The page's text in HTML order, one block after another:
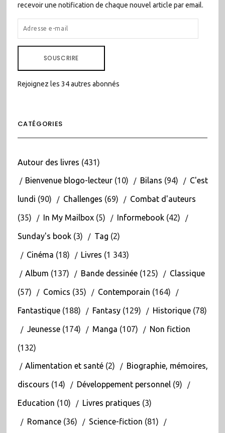
recevoir une notification de chaque nouvel article par email.
ADRESSE
E-
SOUSCRIRE
Rejoignez les 34 autres abonnés
CATÉGORIES
Autour des livres (431)
Bienvenue blogo-lecteur(10) Bilans (94) C'est
lundi (90) Challenges (69) Combat d'auteurs
(35) In My Mailbox(5) Informebook(42)
Sunday's book(3) Tag (2)
Cinéma (18) Livres (1 343)
Album (137) Bande dessinée(125) Classique
(57) Comics (35) Contemporain (164)
Fantastique(188) Fantasy(129) Historique(78)
Jeunesse(174) Manga (107) Non fiction
(132)
Alimentation et santé(2) Biographie, mémoires,
discours (14) Développement personnel(9)
Education (10) Livres pratiques (3)
Romance(36) Science-fiction (81)